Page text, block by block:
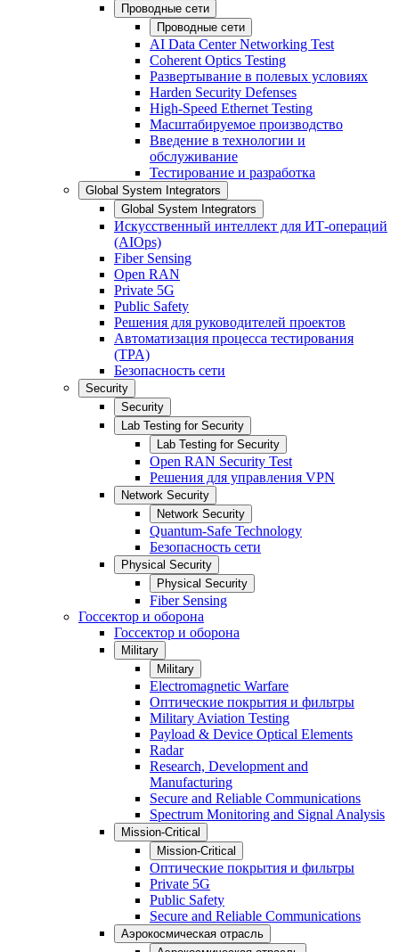
Проводные сети
Проводные сети
AI Data Center Networking Test
Coherent Optics Testing
Развертывание в полевых условиях
Harden Security Defenses
High-Speed Ethernet Testing
Масштабируемое производство
Введение в технологии и
обслуживание
Тестирование и разработка
Global System Integrators
Global System Integrators
Искусственный интеллект для ИТ-операций
(AIOps)
Fiber Sensing
Open RAN
Private 5G
Public Safety
Решения для руководителей проектов
Автоматизация процесса тестирования
(TPA)
Безопасность сети
Security
Security
Lab Testing for Security
Lab Testing for Security
Open RAN Security Test
Решения для управления VPN
Network Security
Network Security
Quantum-Safe Technology
Безопасность сети
Physical Security
Physical Security
Fiber Sensing
Госсектор и оборона
Госсектор и оборона
Military
Military
Electromagnetic Warfare
Оптические покрытия и фильтры
Military Aviation Testing
Payload & Device Optical Elements
Radar
Research, Development and
Manufacturing
Secure and Reliable Communications
Spectrum Monitoring and Signal Analysis
Mission-Critical
Mission-Critical
Оптические покрытия и фильтры
Private 5G
Public Safety
Secure and Reliable Communications
Аэрокосмическая отрасль